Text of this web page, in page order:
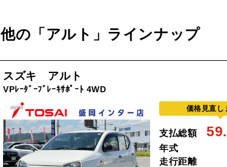
他の「アルト」ラインナップ
スズキ アルト
VPﾚｰﾀﾞｰﾌﾞﾚｰｷｻﾎﾟｰﾄ 4WD
価格見直し
支払総額
年式
走行距離